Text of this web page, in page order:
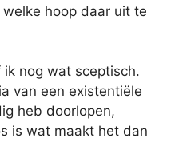
hoop daar uit te
nog wat sceptisch.
van een existentiële
heb doorlopen,
is wat maakt het dan